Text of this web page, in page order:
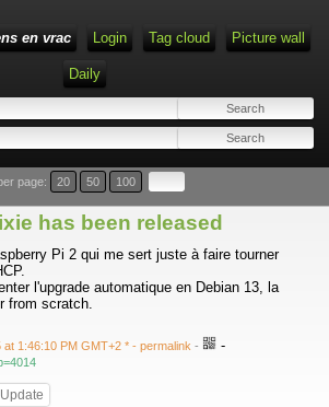
en vrac Login Tag cloud Picture wall
Daily
page: 20 50 100
has been released
Pi 2 qui me sert juste à faire tourner
l'upgrade automatique en Debian 13, la
from scratch.
at 1:46:10 PM GMT+2 * - permalink - -
Update